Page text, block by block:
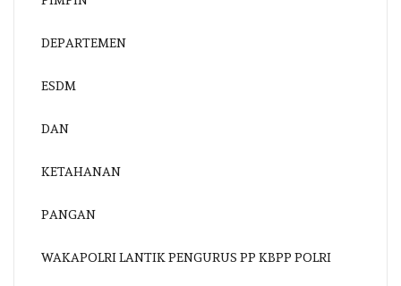
WAKAPOLRI LANTIK PENGURUS PP KBPP POLRI